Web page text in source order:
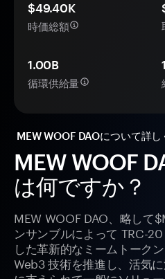
MEW WOOF
は何ですか？
MEW WOOF DAO、略して
ンサンブルによって TRC-
した革新的なミームトーク
Web3 技術を推進し、活気
$49.40K
時価総額
1.00B
循環供給量
MEW WOOF DAOについて詳し